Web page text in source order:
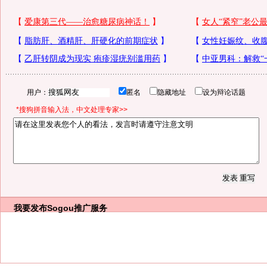
用户： 匿名 隐藏地址 设为辩论话题
*搜狗拼音输入法，中文处理专家>>
我要发布Sogou推广服务